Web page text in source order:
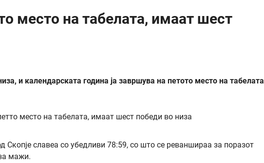
место на табелата, имаат шест
и календарската година ја завршува на петото место на табелата
славеа со убедливи 78:59, со што се реваншираа за поразот
мажи.